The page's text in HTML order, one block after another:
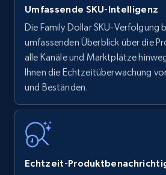
Amazon products - find
upc numbers
Title, Seller name, Brand,
price, Currency, Availability,
35.2K+
Umfassende SKU-Intelligenz
Die Family Dollar SKU-Verfolgung
umfassenden Überblick über die
alle Kanäle und Marktplätze
Ihnen die Echtzeitüberwachung
und Beständen.
Echtzeit-